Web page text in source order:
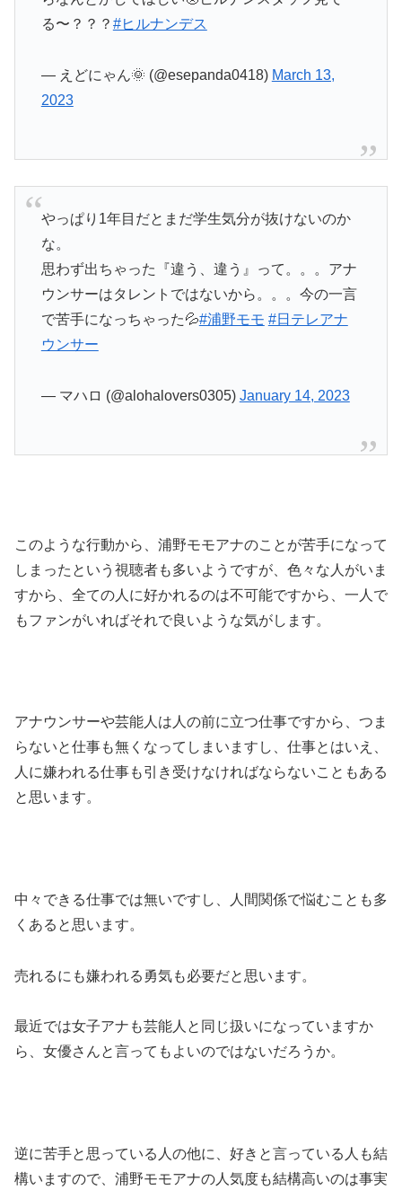
る〜？？？ #ヒルナンデス
— えどにゃん🌞 (@esepanda0418) March 13,
2023
やっぱり1年目だとまだ学生気分が抜けないのか
な。
思わず出ちゃった『違う、違う』って。。。アナ
ウンサーはタレントではないから。。。今の一言
で苦手になっちゃった💦#浦野モモ #日テレアナ
ウンサー
— マハロ (@alohalovers0305) January 14, 2023
このような行動から、浦野モモアナのことが苦手になって
しまったという視聴者も多いようですが、色々な人がいま
すから、全ての人に好かれるのは不可能ですから、一人で
もファンがいればそれで良いような気がします。
アナウンサーや芸能人は人の前に立つ仕事ですから、つま
らないと仕事も無くなってしまいますし、仕事とはいえ、
人に嫌われる仕事も引き受けなければならないこともある
と思います。
中々できる仕事では無いですし、人間関係で悩むことも多
くあると思います。
売れるにも嫌われる勇気も必要だと思います。
最近では女子アナも芸能人と同じ扱いになっていますか
ら、女優さんと言ってもよいのではないだろうか。
逆に苦手と思っている人の他に、好きと言っている人も結
構いますので、浦野モモアナの人気度も結構高いのは事実